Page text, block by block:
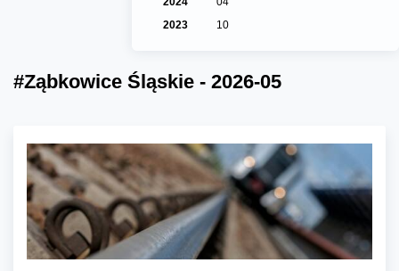
2023
10
#Ząbkowice Śląskie - 2026-05